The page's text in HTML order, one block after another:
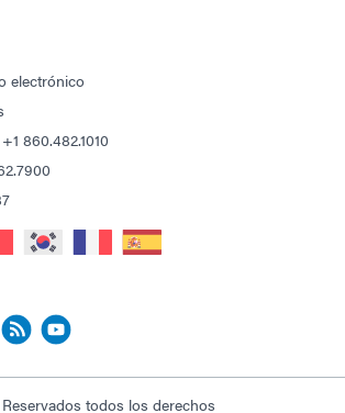
electrónico
860.482.1010
todos los derechos